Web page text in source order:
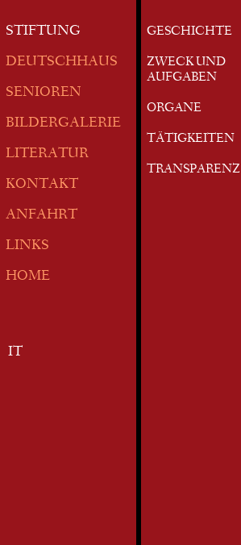
STIFTUNG
DEUTSCHHAUS
SENIOREN
BILDERGALERIE
LITERATUR
KONTAKT
ANFAHRT
LINKS
HOME
IT
GESCHICHTE
ZWECK UND
AUFGABEN
ORGANE
TÄTIGKEITEN
TRANSPARENZ